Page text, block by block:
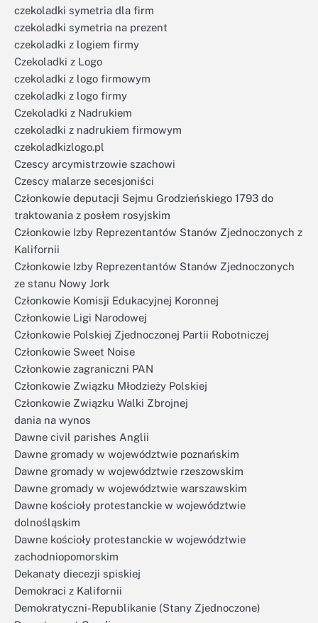
czekoladki symetria dla firm
czekoladki symetria na prezent
czekoladki z logiem firmy
Czekoladki z Logo
czekoladki z logo firmowym
czekoladki z logo firmy
Czekoladki z Nadrukiem
czekoladki z nadrukiem firmowym
czekoladkizlogo.pl
Czescy arcymistrzowie szachowi
Czescy malarze secesjoniści
Członkowie deputacji Sejmu Grodzieńskiego 1793 do
traktowania z posłem rosyjskim
Członkowie Izby Reprezentantów Stanów Zjednoczonych z
Kalifornii
Członkowie Izby Reprezentantów Stanów Zjednoczonych
ze stanu Nowy Jork
Członkowie Komisji Edukacyjnej Koronnej
Członkowie Ligi Narodowej
Członkowie Polskiej Zjednoczonej Partii Robotniczej
Członkowie Sweet Noise
Członkowie zagraniczni PAN
Członkowie Związku Młodzieży Polskiej
Członkowie Związku Walki Zbrojnej
dania na wynos
Dawne civil parishes Anglii
Dawne gromady w województwie poznańskim
Dawne gromady w województwie rzeszowskim
Dawne gromady w województwie warszawskim
Dawne kościoły protestanckie w województwie
dolnośląskim
Dawne kościoły protestanckie w województwie
zachodniopomorskim
Dekanaty diecezji spiskiej
Demokraci z Kalifornii
Demokratyczni-Republikanie (Stany Zjednoczone)